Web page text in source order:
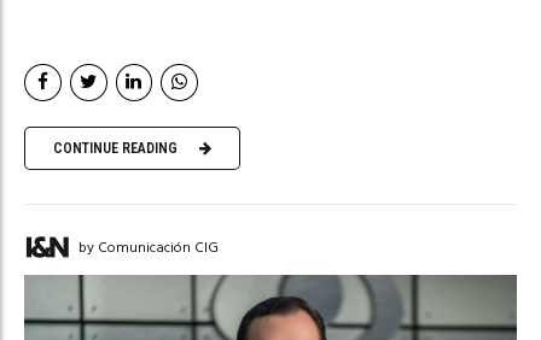
CONTINUE READING
by Comunicación CIG